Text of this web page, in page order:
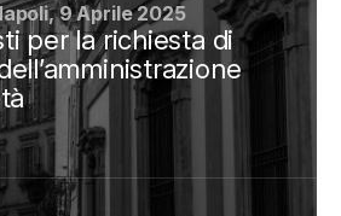
9 Aprile 2025
per la richiesta di